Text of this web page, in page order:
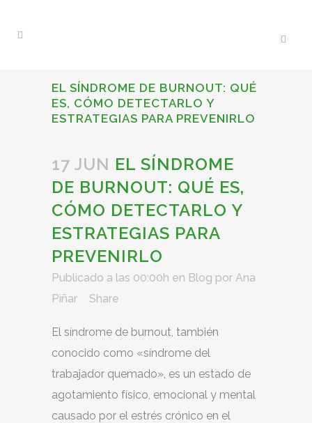
EL SÍNDROME DE BURNOUT: QUÉ
ES, CÓMO DETECTARLO Y
ESTRATEGIAS PARA PREVENIRLO
17 JUN EL SÍNDROME
DE BURNOUT: QUÉ ES,
CÓMO DETECTARLO Y
ESTRATEGIAS PARA
PREVENIRLO
Publicado a las 00:00h en Blog por Ana
Piñar
Share
El síndrome de burnout, también
conocido como «síndrome del
trabajador quemado», es un estado de
agotamiento físico, emocional y mental
causado por el estrés crónico en el